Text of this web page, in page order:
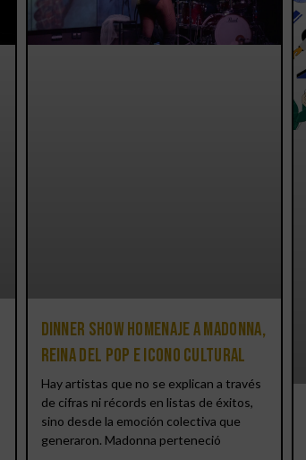
Dinner Show homenaje a Madonna,
reina del pop e icono cultural
Hay artistas que no se explican a través
de cifras ni récords en listas de éxitos,
sino desde la emoción colectiva que
generaron. Madonna perteneció